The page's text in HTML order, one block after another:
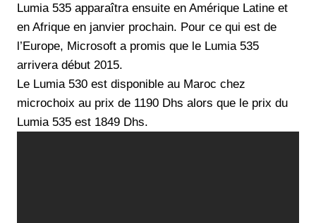
Lumia 535 apparaîtra ensuite en Amérique Latine et
en Afrique en janvier prochain. Pour ce qui est de
l’Europe, Microsoft a promis que le Lumia 535
arrivera début 2015.
Le Lumia 530 est disponible au Maroc chez
microchoix au prix de 1190 Dhs alors que le prix du
Lumia 535 est 1849 Dhs.